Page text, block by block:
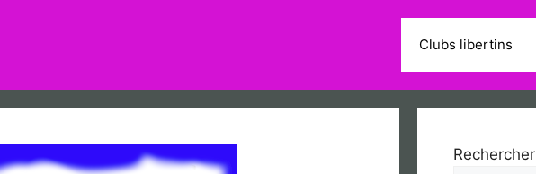
Clubs libertins
Rechercher